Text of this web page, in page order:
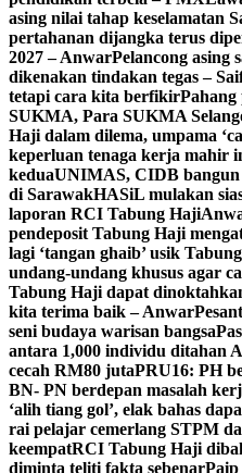
asing nilai tahap keselamatan
pertahanan dijangka terus
2027 – AnwarPelancong asing
dikenakan tindakan tegas –
tetapi cara kita berfikir
SUKMA, Para SUKMA
Haji dalam dilema, umpama
keperluan tenaga kerja mahir
keduaUNIMAS, CIDB
di SarawakHASiL mulakan
laporan RCI Tabung Haji
pendeposit Tabung Haji
lagi ‘tangan ghaib’ usik
undang-undang khusus agar
Tabung Haji dapat
kita terima baik – Anwar
seni budaya warisan bangsa
antara 1,000 individu ditahan
cecah RM80 jutaPRU16: PH
BN- PN berdepan masalah
‘alih tiang gol’, elak bahas
rai pelajar cemerlang STPM
keempatRCI Tabung Haji
diminta teliti fakta sebenar